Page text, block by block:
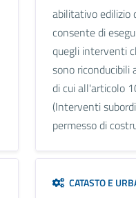
abilitativo edilizio
consente di
quegli interventi
sono riconducibili
di cui all'articolo
(Interventi
permesso di
CATASTO E